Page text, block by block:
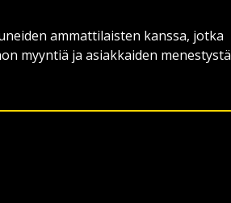
ammattilaisten kanssa, jotka
myyntiä ja asiakkaiden menestystä